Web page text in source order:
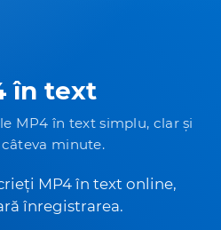
în text
MP4 în text simplu, clar și
minute.
MP4 în text online,
înregistrarea.